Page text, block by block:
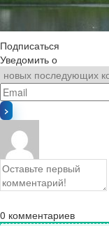
Подписаться
Уведомить о
0 комментариев